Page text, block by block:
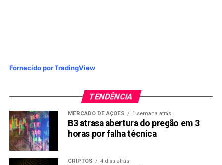
Fornecido por TradingView
TENDÊNCIA
MERCADO DE AÇÕES 1 semana atrás
B3 atrasa abertura do pregão em 3
horas por falha técnica
CRIPTOS 4 dias atrás